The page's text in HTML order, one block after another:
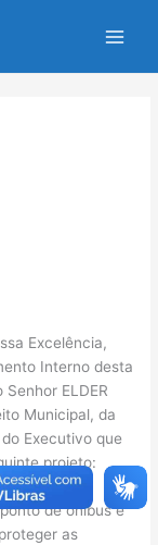
Excelência,
Interno desta
ELDER
Municipal, da
Executivo que
projeto:
de ônibus e
as